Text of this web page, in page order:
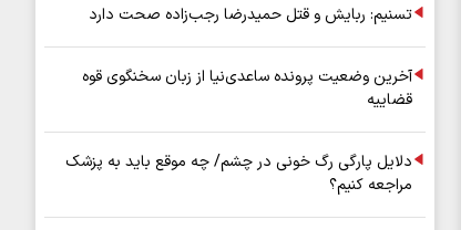
تسنیم: ربایش و قتل حمیدرضا رجب‌زاده صحت دارد
آخرین وضعیت پرونده ساعدی‌نیا از زبان سخنگوی قوه
قضاییه
دلایل پارگی رگ خونی در چشم/ چه موقع باید به پزشک
مراجعه کنیم؟